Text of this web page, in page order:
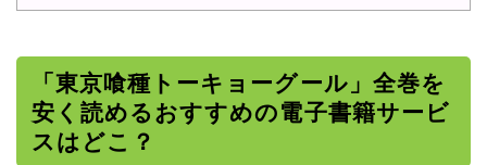
「東京喰種トーキョーグール」全巻を
安く読めるおすすめの電子書籍サービ
スはどこ？